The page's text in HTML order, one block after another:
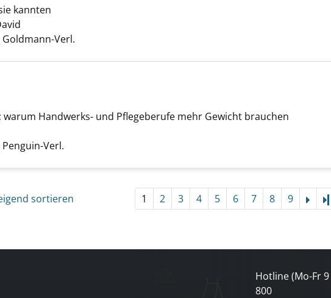
anzeigen
kannten
Verl.
Herz anzeigen
warum Handwerks- und Pflegeberufe mehr Gewicht brauchen
Verl.
sortieren 1 2 3 4 5 6 7 8 9
Hotline (Mo-Fr
800